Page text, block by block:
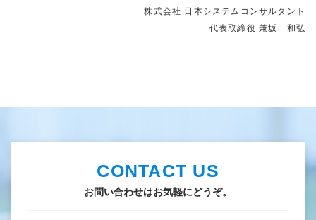
株式会社 日本システムコンサルタント
代表取締役 兼坂 和弘
CONTACT US
お問い合わせはお気軽にどうぞ。